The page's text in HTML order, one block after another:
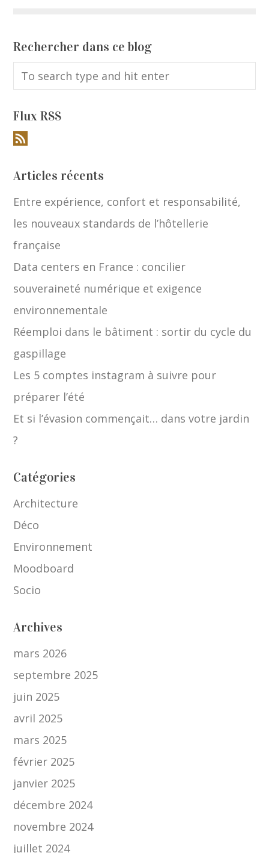
Rechercher dans ce blog
Flux RSS
Articles récents
Entre expérience, confort et responsabilité,
les nouveaux standards de l’hôtellerie
française
Data centers en France : concilier
souveraineté numérique et exigence
environnementale
Réemploi dans le bâtiment : sortir du cycle du
gaspillage
Les 5 comptes instagram à suivre pour
préparer l’été
Et si l’évasion commençait… dans votre jardin
?
Catégories
Architecture
Déco
Environnement
Moodboard
Socio
Archives
mars 2026
septembre 2025
juin 2025
avril 2025
mars 2025
février 2025
janvier 2025
décembre 2024
novembre 2024
juillet 2024